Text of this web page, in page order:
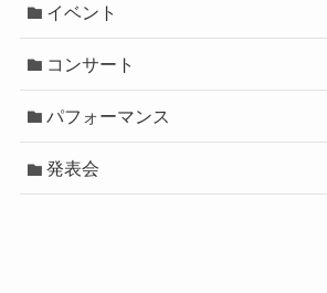
イベント
コンサート
パフォーマンス
発表会